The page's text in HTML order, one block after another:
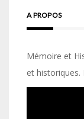
A PROPOS
Mémoire et
et historiques.